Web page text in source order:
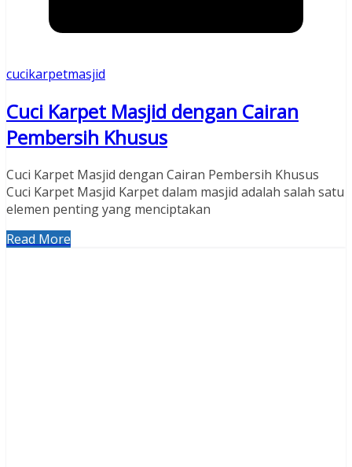
cucikarpetmasjid
Cuci Karpet Masjid dengan Cairan
Pembersih Khusus
Cuci Karpet Masjid dengan Cairan Pembersih Khusus
Cuci Karpet Masjid Karpet dalam masjid adalah salah satu
elemen penting yang menciptakan
Read More